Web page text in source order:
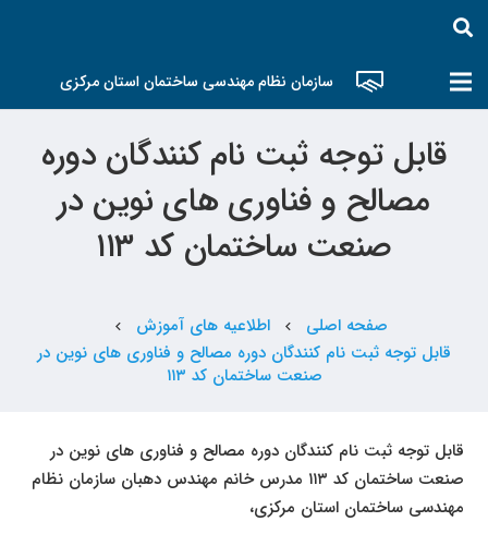
سازمان نظام مهندسی ساختمان استان مرکزی
قابل توجه ثبت نام کنندگان دوره
مصالح و فناوری های نوین در
صنعت ساختمان کد ۱۱۳
صفحه اصلی chevron_left اطلاعیه های آموزش chevron_left
قابل توجه ثبت نام کنندگان دوره مصالح و فناوری های نوین در
صنعت ساختمان کد ۱۱۳
قابل توجه ثبت نام کنندگان دوره مصالح و فناوری های نوین در
صنعت ساختمان کد ۱۱۳ مدرس خانم مهندس دهبان سازمان نظام
مهندسی ساختمان استان مرکزی،